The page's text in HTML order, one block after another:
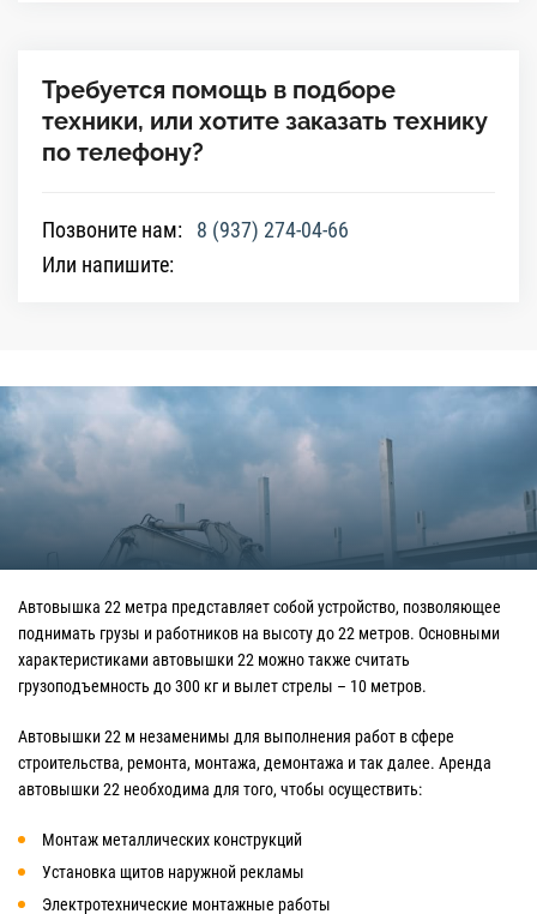
Требуется помощь в подборе
техники, или хотите заказать технику
по телефону?
Позвоните нам:
8 (937) 274-04-66
Или напишите:
Автовышка 22 метра представляет собой устройство, позволяющее
поднимать грузы и работников на высоту до 22 метров. Основными
характеристиками автовышки 22 можно также считать
грузоподъемность до 300 кг и вылет стрелы – 10 метров.
Автовышки 22 м незаменимы для выполнения работ в сфере
строительства, ремонта, монтажа, демонтажа и так далее. Аренда
автовышки 22 необходима для того, чтобы осуществить:
Монтаж металлических конструкций
Установка щитов наружной рекламы
Электротехнические монтажные работы